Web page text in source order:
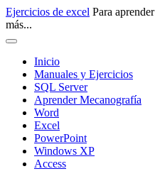
Pasar
al
contenido
Ejercicios de excel Para
más...
Inicio
Manuales y Ejercicios
SQL Server
Aprender Mecanografía
Word
Excel
PowerPoint
Windows XP
Access